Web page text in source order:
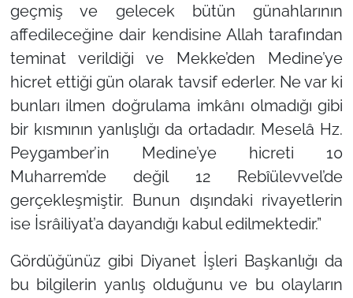
geçmiş ve gelecek bütün günahlarının
affedileceğine dair kendisine Allah tarafından
teminat verildiği ve Mekke’den Medine’ye
hicret ettiği gün olarak tavsif ederler. Ne var ki
bunları ilmen doğrulama imkânı olmadığı gibi
bir kısmının yanlışlığı da ortadadır. Meselâ Hz.
Peygamber’in Medine’ye hicreti 10
Muharrem’de değil 12 Rebîülevvel’de
gerçekleşmiştir. Bunun dışındaki rivayetlerin
ise İsrâiliyat’a dayandığı kabul edilmektedir.”
Gördüğünüz gibi Diyanet İşleri Başkanlığı da
bu bilgilerin yanlış olduğunu ve bu olayların